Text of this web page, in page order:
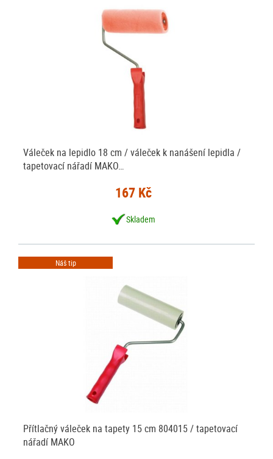
Váleček na lepidlo 18 cm / váleček k nanášení lepidla /
tapetovací nářadí MAKO…
167 Kč
Skladem
Náš tip
Přítlačný váleček na tapety 15 cm 804015 / tapetovací
nářadí MAKO